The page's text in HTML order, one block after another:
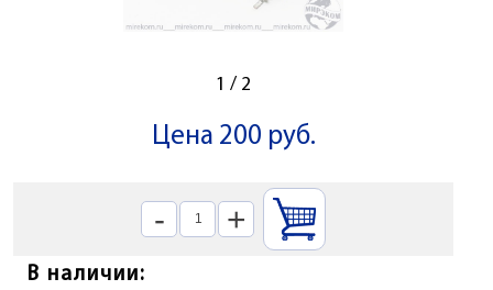
1 / 2
Цена 200 руб.
- +
В наличии: